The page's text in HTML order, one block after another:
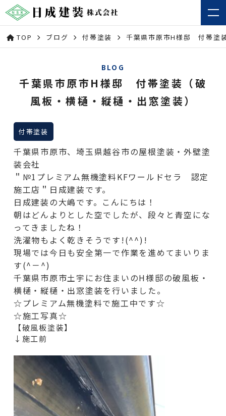
TOP ブログ 付帯塗装 千葉県市原市H様邸 付帯塗
BLOG
千葉県市原市H様邸 付帯塗装（破
風板・横樋・縦樋・出窓塗装）
付帯塗装
千葉県市原市、埼玉県越谷市の屋根塗装・外壁塗
装会社
＂№1プレミアム無機塗料KFワールドセラ 認定
施工店＂日成建装です。
日成建装の大嶋です。こんにちは！
朝はどんよりとした空でしたが、段々と青空にな
ってきましたね！
洗濯物もよく乾きそうです!(^^)!
現場では今日も安全第一で作業を進めてまいりま
す(^－^)
千葉県市原市土宇にお住まいのH様邸の破風板・
横樋・縦樋・出窓塗装を行いました。
☆プレミアム無機塗料で施工中です☆
☆施工写真☆
【破風板塗装】
↓施工前